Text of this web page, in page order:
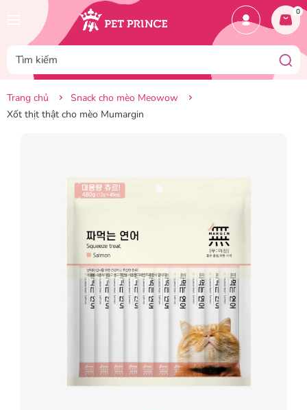
0
Trang chủ
Snack cho mèo Meowow
Xốt thịt thật cho mèo Mumargin